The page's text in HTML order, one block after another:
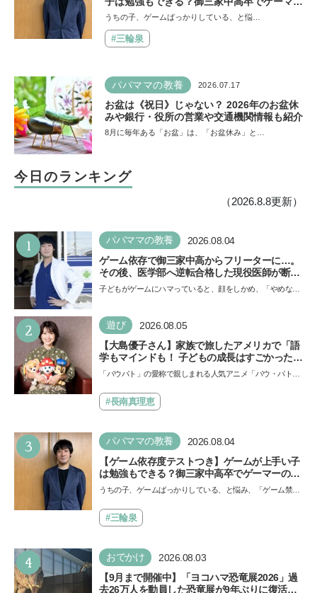
の医師・阿部智史さんが教えるゲームしなが
うちの子、ゲームばっかりしている、と悩…
#三輪泉
パパママの教養 2026.07.17
お盆は《祝日》じゃない？ 2026年のお盆休
みや銀行・役所の営業や交通機関情報も紹介
8月に毎年ある「お盆」は、「お盆休み」と…
今日のランキング
（2026.8.8更新）
1 パパママの教養 2026.08.04
ゲーム依存で御三家中高からフリーターに…。
その後、医学部へ逆転合格した現役医師が断言
「ゲームの経験が受験勉強に役立った」そう考
える背景とは
子どもがゲームにハマっていると、顔をしかめ、「やめなさ
い…
2 遊び 2026.08.05
【大島優子さん】家族で旅したアメリカで「語
学もマインドも！ 子どもの成長はすごかった」
声優をつとめた映画『パウ・パトロール ザ・ダ
イノ・ムービー』ではあきらめなければ何でも
できると子どもに知ってほしい
「パウパト」の愛称で親しまれる人気アニメ「パウ・パトロ
ザ…#長南真理恵
3 パパママの教養 2026.08.04
【ゲーム依存度テストつき】ゲームが上手い子
は勉強もできる？御三家中高卒でゲーマーの医
師・阿部智史さんが教えるゲームしながら受験
で勝つためのメソッド
うちの子、ゲームばっかりしている、と悩み、「ゲーム禁
も…#三輪泉
4 おでかけ 2026.08.03
【9月まで開催中】「ヨコハマ恐竜展2026」過
去26万人を動員した恐竜展が9年ぶりに復活！